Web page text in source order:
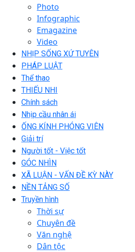
Photo
Infographic
Emagazine
Video
NHỊP SỐNG XỨ TUYÊN
PHÁP LUẬT
Thể thao
THIẾU NHI
Chính sách
Nhịp cầu nhân ái
ỐNG KÍNH PHÓNG VIÊN
Giải trí
Người tốt - Việc tốt
GÓC NHÌN
XÃ LUẬN - VẤN ĐỀ KỲ NÀY
NỀN TẢNG SỐ
Truyền hình
Thời sự
Chuyên đề
Văn nghệ
Dân tộc